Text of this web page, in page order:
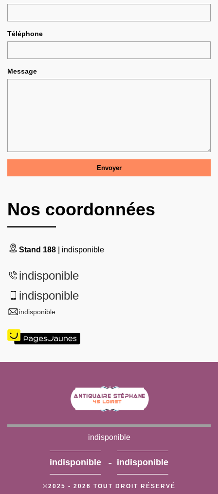
Téléphone
Message
Nos coordonnées
Stand 188 | indisponible
indisponible
indisponible
indisponible
indisponible
indisponible - indisponible
©2025 - 2026 TOUT DROIT RÉSERVÉ